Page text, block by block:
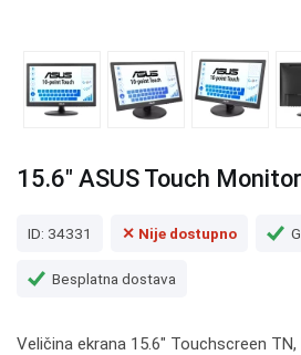
15.6" ASUS Touch
ID: 34331 ✕ Nije dostupno
Besplatna dostava
Veličina ekrana 15.6" Touchscreen TN,